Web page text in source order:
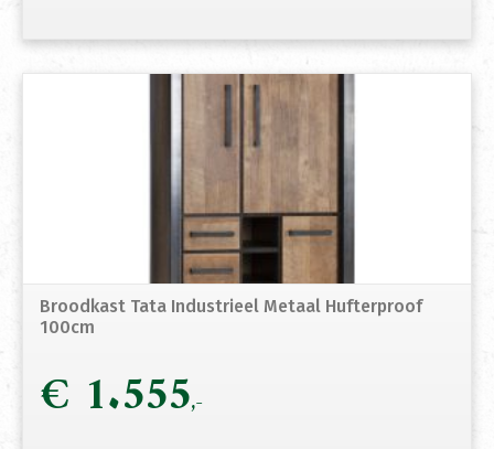
Broodkast Tata Industrieel Metaal Hufterproof
100cm
€ 1.555